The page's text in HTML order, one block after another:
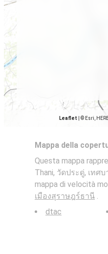
Leaflet © Esri,
Mappa della
Questa mappa
Thani, วัดประดู่, เทศ
mappa di velocità
เมืองสุราษฎร์ธานี .
dtac